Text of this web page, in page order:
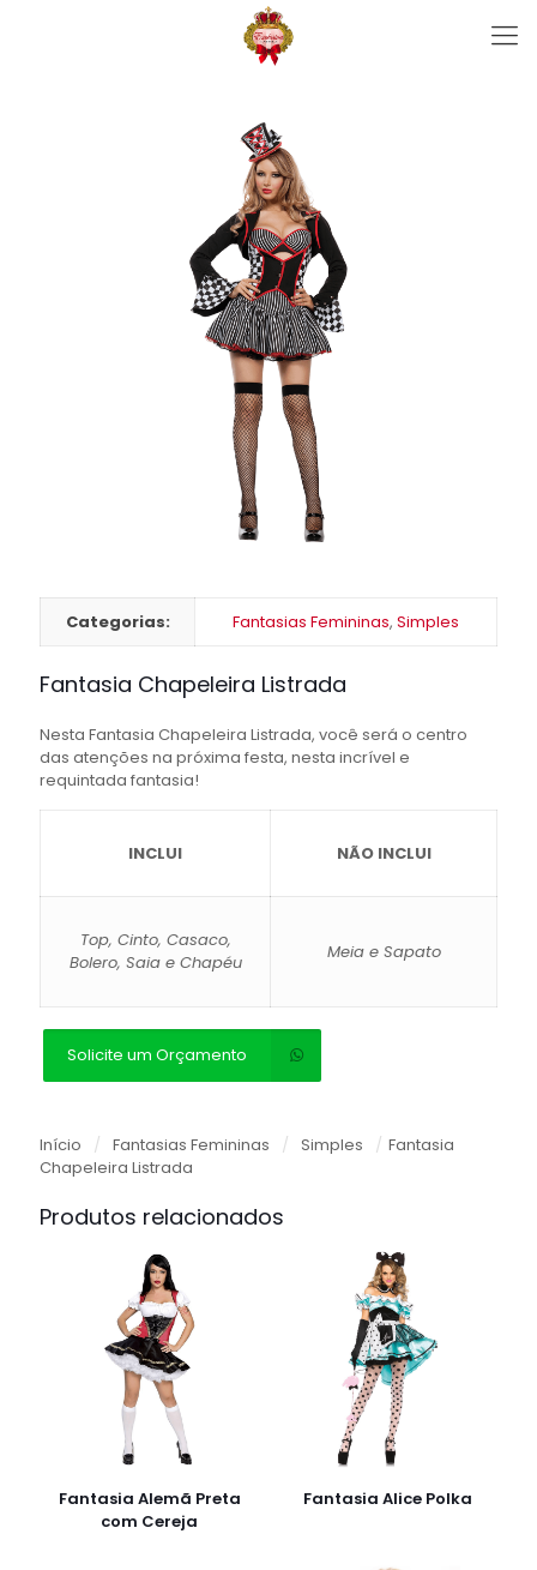
Categorias: Fantasias Femininas, Simples
Fantasia Chapeleira Listrada
Nesta Fantasia Chapeleira Listrada, você será o centro
das atenções na próxima festa, nesta incrível e
requintada fantasia!
INCLUI NÃO INCLUI
Top, Cinto, Casaco,
Bolero, Saia e Chapéu
Meia e Sapato
Solicite um Orçamento
Início / Fantasias Femininas / Simples / Fantasia
Chapeleira Listrada
Produtos relacionados
Fantasia Alemã Preta
com Cereja
Fantasia Alice Polka